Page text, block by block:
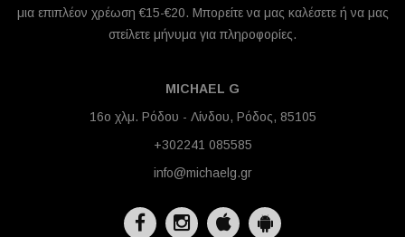
μια επιπλέον χρέωση €15-€20. Μπορείτε να μας καλέσετε ή να μας
στείλετε μήνυμα για πληροφορίες.
MICHAEL G
16ο χλμ. Ρόδου - Λίνδου, Ρόδος, 85105
+302241 085585
info@michaelg.gr